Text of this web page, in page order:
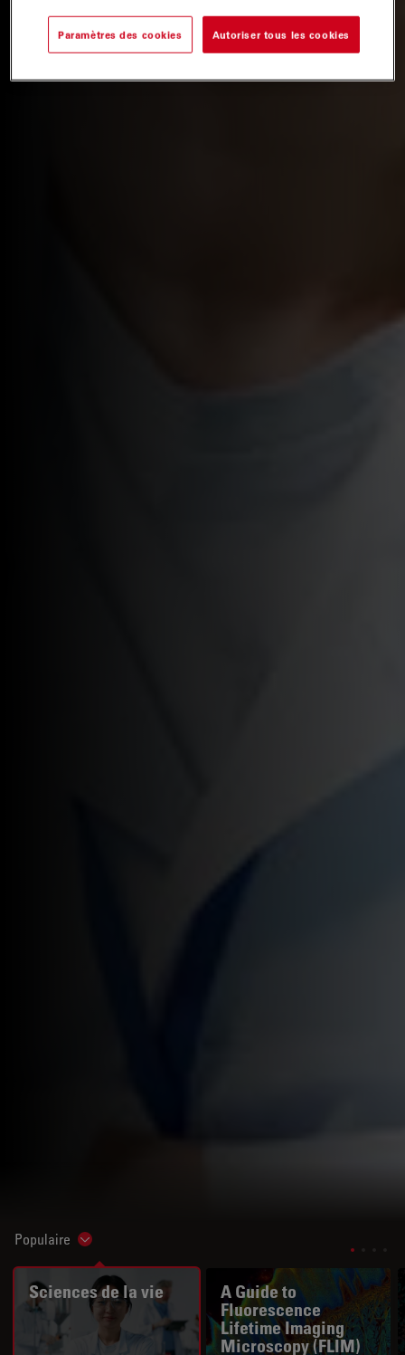
Populaire Show subnavigation
Sciences de la vie
A Guide to
Fluorescence
Lifetime Imaging
Microscopy (FLIM)
Paramètres des cookies Autoriser tous les cookies